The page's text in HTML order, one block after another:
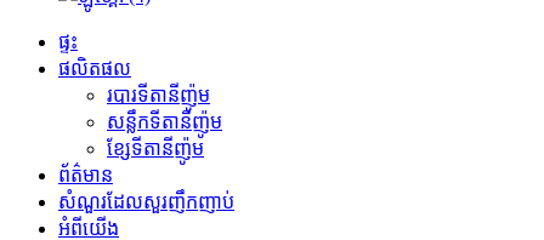
ផ្ទះ
ផលិតផល
របារទីតានីញ៉ូម
សន្លឹកទីតានីញ៉ូម
ខ្សែទីតានីញ៉ូម
ព័ត៌មាន
សំណួរដែលសួរញឹកញាប់
អំពីយើង